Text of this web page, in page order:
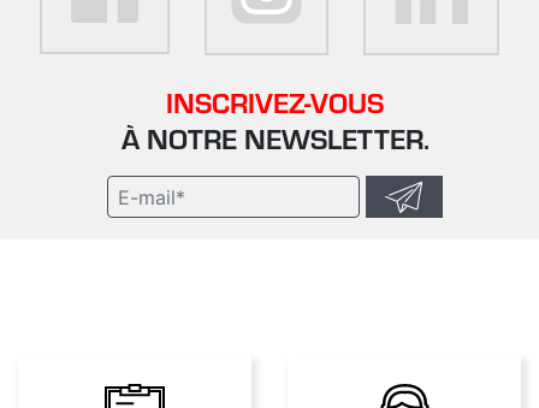
INSCRIVEZ-VOUS
À NOTRE NEWSLETTER.